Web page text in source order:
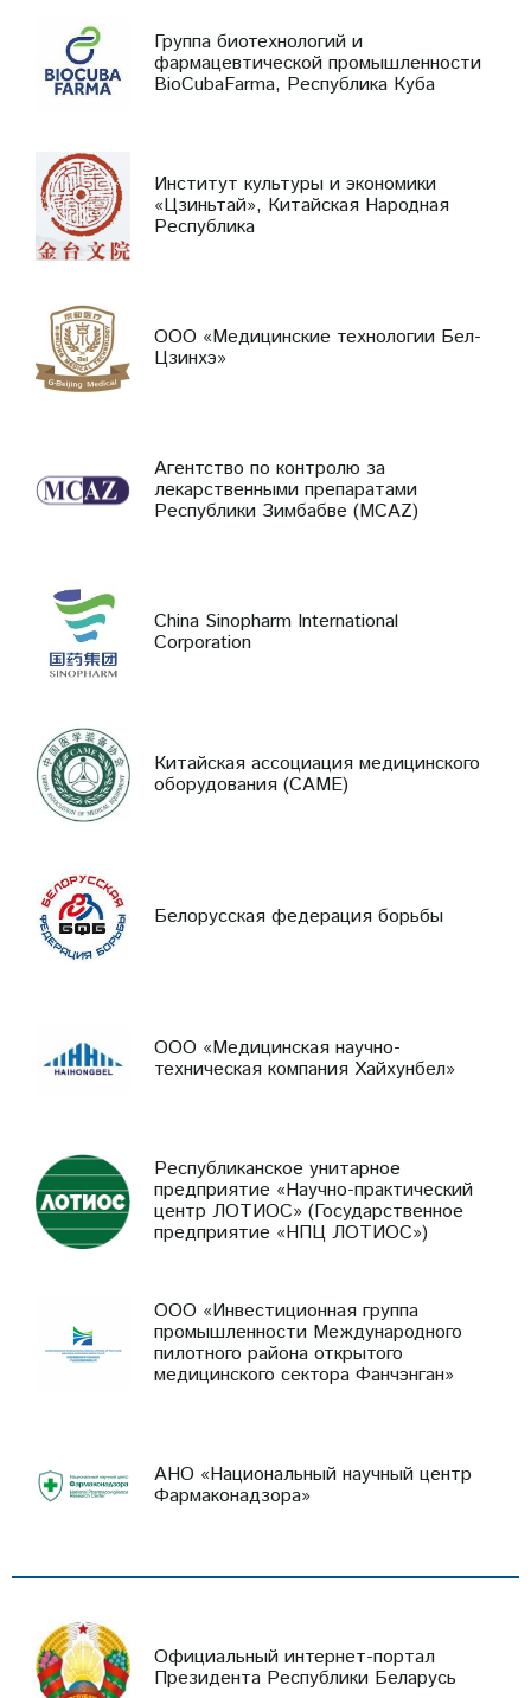
Группа биотехнологий и
фармацевтической промышленности
BioCubaFarma, Республика Куба
Институт культуры и экономики
«Цзиньтай», Китайская Народная
Республика
ООО «Медицинские технологии Бел-
Цзинхэ»
Агентство по контролю за
лекарственными препаратами
Республики Зимбабве (MCAZ)
China Sinopharm International
Corporation
Китайская ассоциация медицинского
оборудования (CAME)
Белорусская федерация борьбы
ООО «Медицинская научно-
техническая компания Хайхунбел»
Республиканское унитарное
предприятие «Научно-практический
центр ЛОТИОС» (Государственное
предприятие «НПЦ ЛОТИОС»)
ООО «Инвестиционная группа
промышленности Международного
пилотного района открытого
медицинского сектора Фанчэнган»
АНО «Национальный научный центр
Фармаконадзора»
Официальный интернет-портал
Президента Республики Беларусь